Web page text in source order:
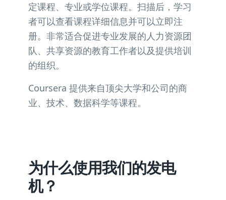
定课程、专业或学位课程。扫描后，学习
者可以查看课程详细信息并可以立即注
册。非常适合促进专业发展的人力资源团
队、共享资源的教育工作者以及提供培训
的组织。
Coursera 提供来自顶尖大学和公司的商
业、技术、数据科学等课程。
为什么使用我们的发电
机？